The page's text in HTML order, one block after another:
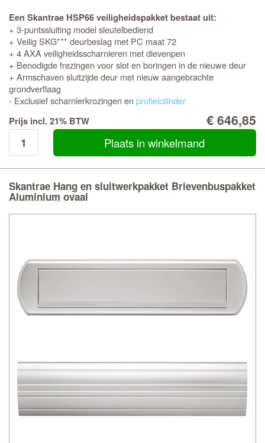
Een Skantrae HSP66 veiligheidspakket bestaat uit:
+ 3-puntssluiting model sleutelbediend
+ Veilig SKG*** deurbeslag met PC maat 72
+ 4 AXA veiligheidsscharnieren met dievenpen
+ Benodigde frezingen voor slot en boringen in de nieuwe deur
+ Armschaven sluitzijde deur met nieuw aangebrachte
grondverflaag
- Exclusief scharnierkrozingen enprofielcilinder
Prijs incl. 21% BTW
€ 646,85
Plaats in winkelmand
Skantrae Hang en sluitwerkpakket Brievenbuspakket
Aluminium ovaal